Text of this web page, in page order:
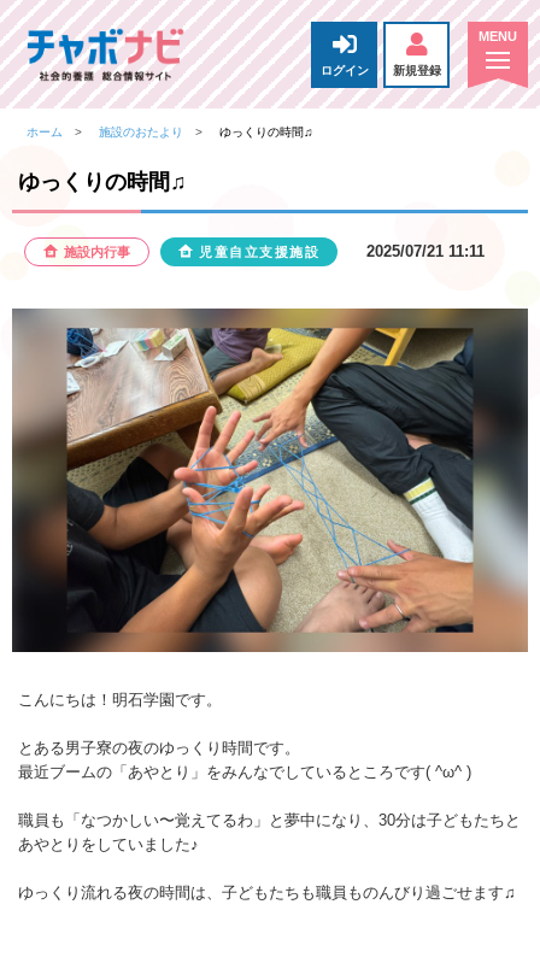
ログイン 新規登録
ホーム 施設のおたより ゆっくりの時間♫
ゆっくりの時間♫
施設内行事 児童自立支援施設 2025/07/21 11:11
こんにちは！明石学園です。
とある男子寮の夜のゆっくり時間です。
最近ブームの「あやとり」をみんなでしているところです( ^ω^ )
職員も「なつかしい〜覚えてるわ」と夢中になり、30分は子どもたちと
あやとりをしていました♪
ゆっくり流れる夜の時間は、子どもたちも職員ものんびり過ごせます♫